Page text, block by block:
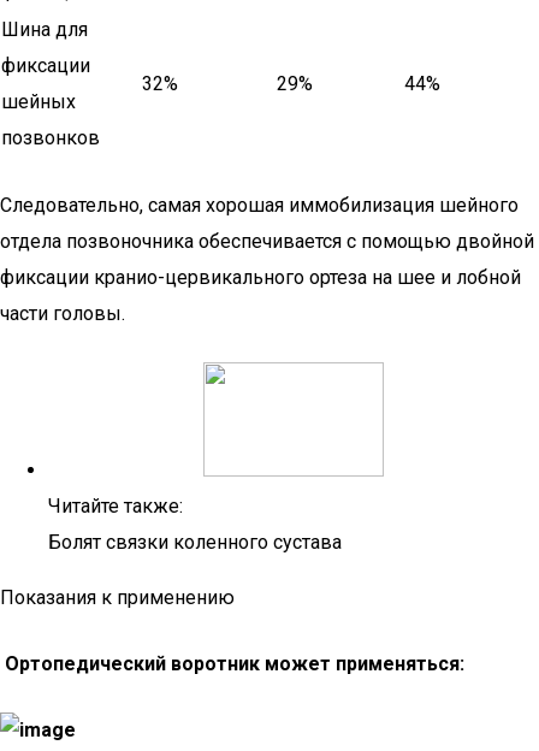
Шина для
фиксации
шейных
позвонков
32% 29% 44%
Следовательно, самая хорошая иммобилизация шейного
отдела позвоночника обеспечивается с помощью двойной
фиксации кранио-цервикального ортеза на шее и лобной
части головы.
Читайте также:
Болят связки коленного сустава
Показания к применению
Ортопедический воротник может применяться: